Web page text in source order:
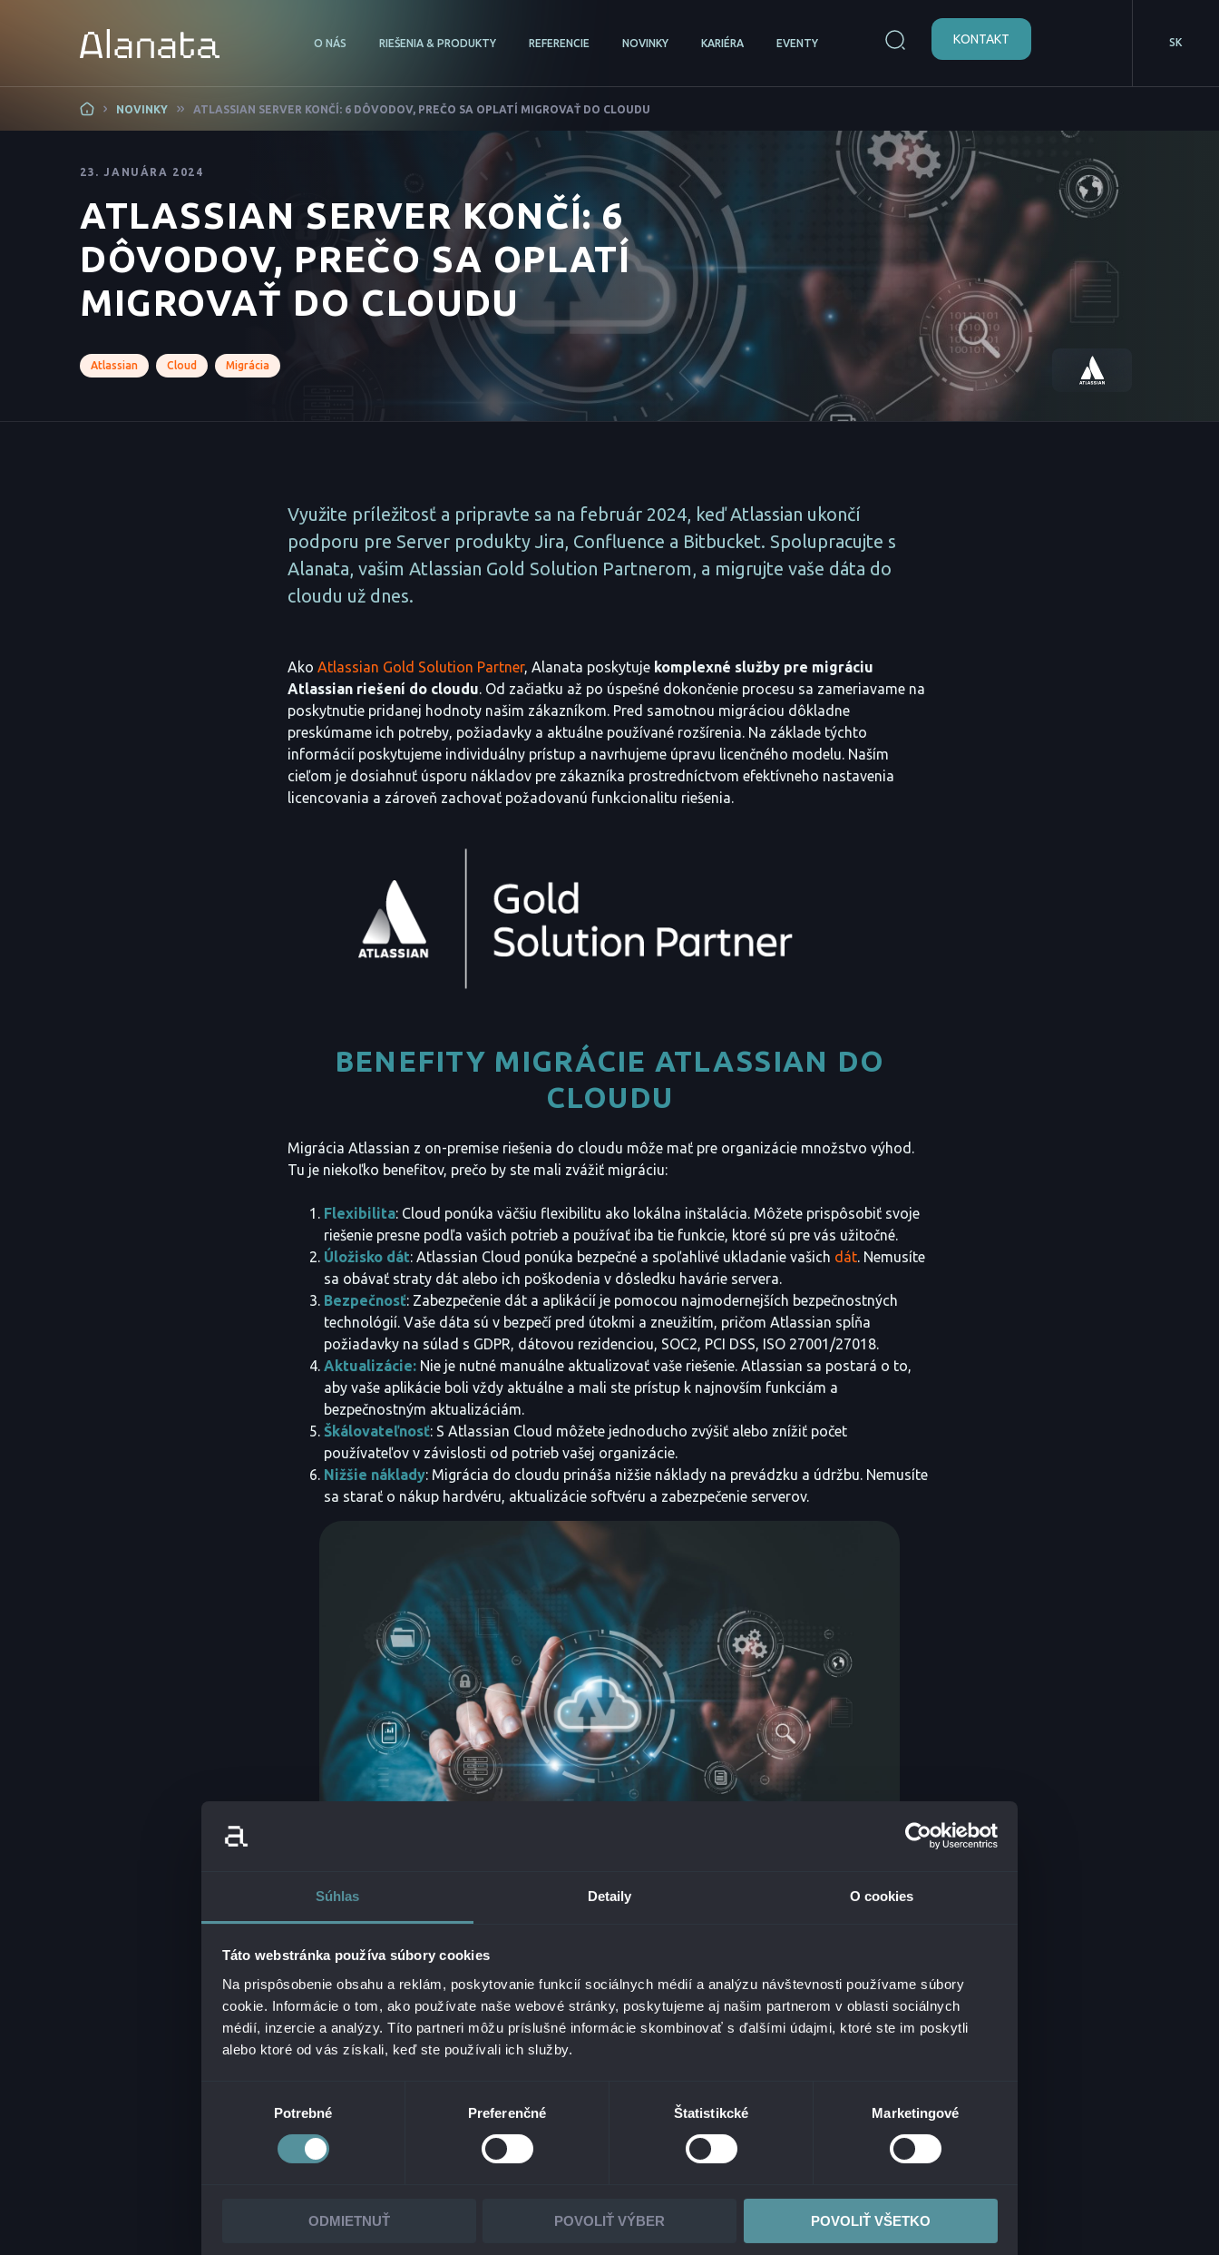
Súhlas Detaily O cookies
Táto webstránka používa súbory cookies
Na prispôsobenie obsahu a reklám, poskytovanie funkcií sociálnych médií a analýzu návštevnosti používame súbory
cookie. Informácie o tom, ako používate naše webové stránky, poskytujeme aj našim partnerom v oblasti sociálnych
médií, inzercie a analýzy. Títo partneri môžu príslušné informácie skombinovať s ďalšími údajmi, ktoré ste im poskytli
alebo ktoré od vás získali, keď ste používali ich služby.
Potrebné Preferenčné Štatistikcké Marketingové
ODMIETNUŤ POVOLIŤ VÝBER POVOLIŤ VŠETKO
O NÁS RIEŠENIA & PRODUKTY REFERENCIE NOVINKY KARIÉRA EVENTY KONTAKT SK
NOVINKY ATLASSIAN SERVER KONČÍ: 6 DÔVODOV, PREČO SA OPLATÍ MIGROVAŤ DO CLOUDU
23. JANUÁRA 2024
ATLASSIAN SERVER KONČÍ: 6
DÔVODOV, PREČO SA OPLATÍ
MIGROVAŤ DO CLOUDU
Atlassian Cloud Migrácia
Využite príležitosť a pripravte sa na február 2024, keď Atlassian ukončí
podporu pre Server produkty Jira, Confluence a Bitbucket. Spolupracujte s
Alanata, vašim Atlassian Gold Solution Partnerom, a migrujte vaše dáta do
cloudu už dnes.
Ako Atlassian Gold Solution Partner, Alanata poskytuje komplexné služby pre migráciu
Atlassian riešení do cloudu. Od začiatku až po úspešné dokončenie procesu sa zameriavame na
poskytnutie pridanej hodnoty našim zákazníkom. Pred samotnou migráciou dôkladne
preskúmame ich potreby, požiadavky a aktuálne používané rozšírenia. Na základe týchto
informácií poskytujeme individuálny prístup a navrhujeme úpravu licenčného modelu. Naším
cieľom je dosiahnuť úsporu nákladov pre zákazníka prostredníctvom efektívneho nastavenia
licencovania a zároveň zachovať požadovanú funkcionalitu riešenia.
BENEFITY MIGRÁCIE ATLASSIAN DO
CLOUDU
Migrácia Atlassian z on-premise riešenia do cloudu môže mať pre organizácie množstvo výhod.
Tu je niekoľko benefitov, prečo by ste mali zvážiť migráciu:
Flexibilita: Cloud ponúka väčšiu flexibilitu ako lokálna inštalácia. Môžete prispôsobiť svoje
riešenie presne podľa vašich potrieb a používať iba tie funkcie, ktoré sú pre vás užitočné.
Úložisko dát: Atlassian Cloud ponúka bezpečné a spoľahlivé ukladanie vašich dát. Nemusíte
sa obávať straty dát alebo ich poškodenia v dôsledku havárie servera.
Bezpečnosť: Zabezpečenie dát a aplikácií je pomocou najmodernejších bezpečnostných
technológií. Vaše dáta sú v bezpečí pred útokmi a zneužitím, pričom Atlassian spĺňa
požiadavky na súlad s GDPR, dátovou rezidenciou, SOC2, PCI DSS, ISO 27001/27018.
Aktualizácie: Nie je nutné manuálne aktualizovať vaše riešenie. Atlassian sa postará o to,
aby vaše aplikácie boli vždy aktuálne a mali ste prístup k najnovším funkciám a
bezpečnostným aktualizáciám.
Škálovateľnosť: S Atlassian Cloud môžete jednoducho zvýšiť alebo znížiť počet
používateľov v závislosti od potrieb vašej organizácie.
Nižšie náklady: Migrácia do cloudu prináša nižšie náklady na prevádzku a údržbu. Nemusíte
sa starať o nákup hardvéru, aktualizácie softvéru a zabezpečenie serverov.
MIGRÁCIA ATLASSIAN Z LOKÁLNEHO RIEŠENIA DO CLOUDU MÁ MNOHO BENEFITOV.
ATLASSIAN A ICH PRODUKTY
Atlassian, renomovaná austrálsko-americká softvérová spoločnosť, sa špecializuje na vývoj
pokročilých nástrojov pre projektový manažment, podporu vývoja software, enterprise service
managementu a efektívnu spoluprácu v tímoch. Medzi najznámejšie produkty spoločnosti patrí:
prácu tímu a sledovať stav projektov. Umožňuje vytvárať a sledovať úlohy, plánovať
projektové iterácie a sledovať výkonnosť tímov.
umožňuje tímu rýchlo a efektívne riešiť zákaznícke požiadavky a problémy.
– platforma pre zdieľanie informácií, ktorá umožňuje tímu spolupracovať na